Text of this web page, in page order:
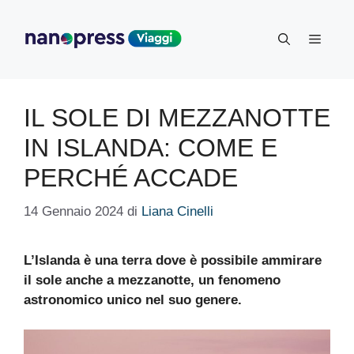
contenuto
Menu
IL SOLE DI MEZZANOTTE
IN ISLANDA: COME E
PERCHÉ ACCADE
14 Gennaio 2024 di Liana Cinelli
L’Islanda è una terra dove è possibile ammirare
il sole anche a mezzanotte, un fenomeno
astronomico unico nel suo genere.